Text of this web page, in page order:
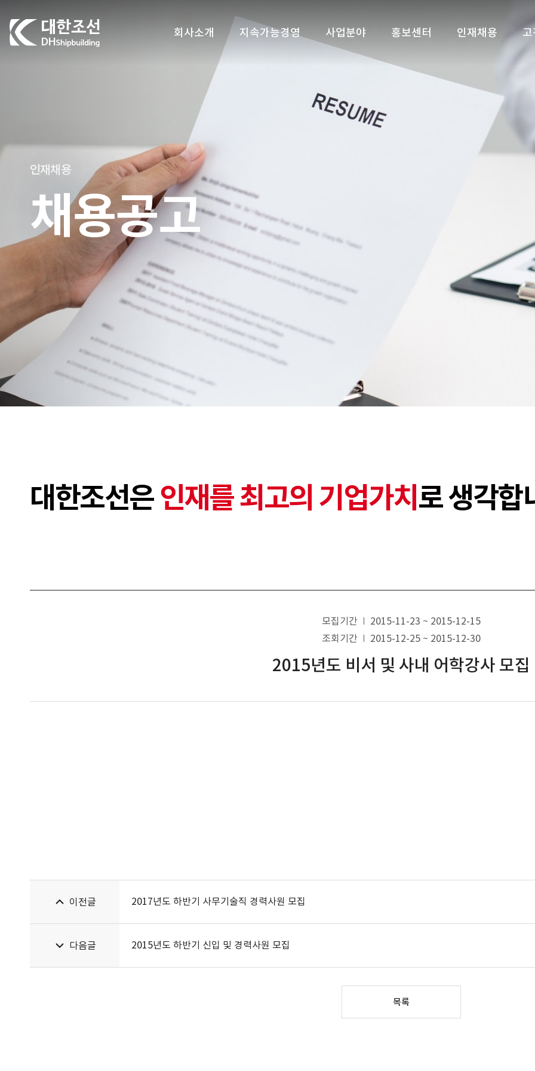
대한조선주식회사
회사소개 지속가능경영 사업분야 홍보센터 인재채용
인재채용
채용공고
대한조선은인재를 최고의 기업가치 로 생각합
모집기간
2015-11-23 ~ 2015-12-15
조회기간
2015-12-25 ~ 2015-12-30
2015년도 비서 및 사내 어학강사 모집
이전글 2017년도 하반기 사무기술직 경력사원 모집
다음글 2015년도 하반기 신입 및 경력사원 모집
목록